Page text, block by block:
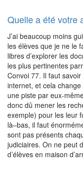
Quelle a été votre
J’ai beaucoup moins
les élèves que je ne le
libres d’explorer les
les plus pertinentes
Convoi 77. Il faut
internet, et cela
une piste par eux-
donc dû mener les
exemple) pour les leur
là–bas, il faut
sont pas présents
judiciaires. On ne peut
d’élèves en maison